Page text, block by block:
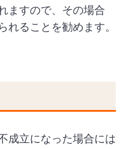
ますので、その場合
れることを勧めます。
成立になった場合には